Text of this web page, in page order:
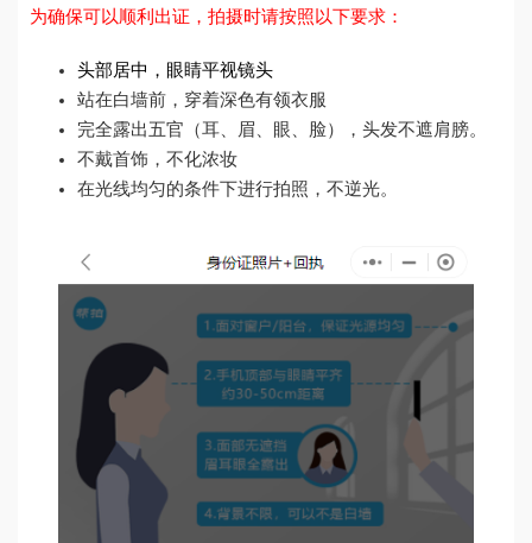
为确保可以顺利出证，拍摄时请按照以下要求：
头部居中，眼睛平视镜头
站在白墙前，穿着深色有领衣服
完全露出五官（耳、眉、眼、脸），头发不遮肩膀。
不戴首饰，不化浓妆
在光线均匀的条件下进行拍照，不逆光。